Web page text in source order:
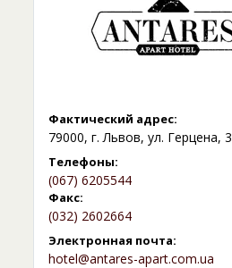
Фактический адрес:
79000, г. Львов, ул. Герцена, 3
Телефоны:
(067) 6205544
Факс:
(032) 2602664
Электронная почта:
hotel@antares-apart.com.ua